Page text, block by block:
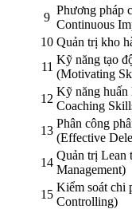
9
Phương pháp
Continuous
10 Quản trị kho
11
Kỹ năng tạo
(Motivating
12
Kỹ năng
Coaching
13
Phân công
(Effective
14
Quản trị Lean
Management)
15
Kiểm soát chi
Controlling)